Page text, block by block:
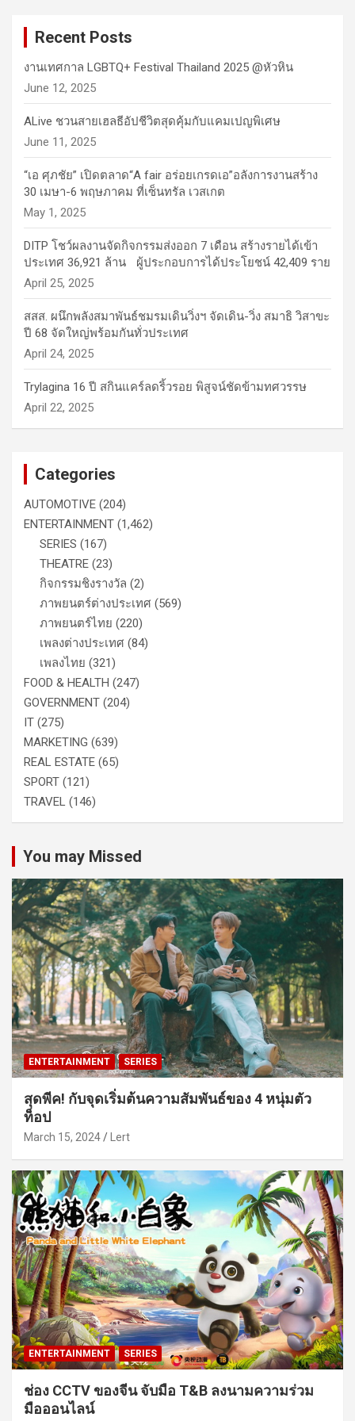
Recent Posts
งานเทศกาล LGBTQ+ Festival Thailand 2025 @หัวหิน
June 12, 2025
ALive ชวนสายเฮลธีอัปชีวิตสุดคุ้มกับแคมเปญพิเศษ
June 11, 2025
“เอ ศุภชัย” เปิดตลาด“A fair อร่อยเกรดเอ”อลังการงานสร้าง
30 เมษา-6 พฤษภาคม ที่เซ็นทรัล เวสเกต
May 1, 2025
DITP โชว์ผลงานจัดกิจกรรมส่งออก 7 เดือน สร้างรายได้เข้า
ประเทศ 36,921 ล้าน ผู้ประกอบการได้ประโยชน์ 42,409 ราย
April 25, 2025
สสส. ผนึกพลังสมาพันธ์ชมรมเดินวิ่งฯ จัดเดิน-วิ่ง สมาธิ วิสาขะ
ปี 68 จัดใหญ่พร้อมกันทั่วประเทศ
April 24, 2025
Trylagina 16 ปี สกินแคร์ลดริ้วรอย พิสูจน์ชัดข้ามทศวรรษ
April 22, 2025
Categories
AUTOMOTIVE (204)
ENTERTAINMENT (1,462)
SERIES (167)
THEATRE (23)
กิจกรรมชิงรางวัล (2)
ภาพยนตร์ต่างประเทศ (569)
ภาพยนตร์ไทย (220)
เพลงต่างประเทศ (84)
เพลงไทย (321)
FOOD & HEALTH (247)
GOVERNMENT (204)
IT (275)
MARKETING (639)
REAL ESTATE (65)
SPORT (121)
TRAVEL (146)
You may Missed
ENTERTAINMENT SERIES
สุดพีค! กับจุดเริ่มต้นความสัมพันธ์ของ 4 หนุ่มตัว
ท็อป
March 15, 2024 Lert
ENTERTAINMENT SERIES
ช่อง CCTV ของจีน จับมือ T&B ลงนามความร่วม
มือออนไลน์